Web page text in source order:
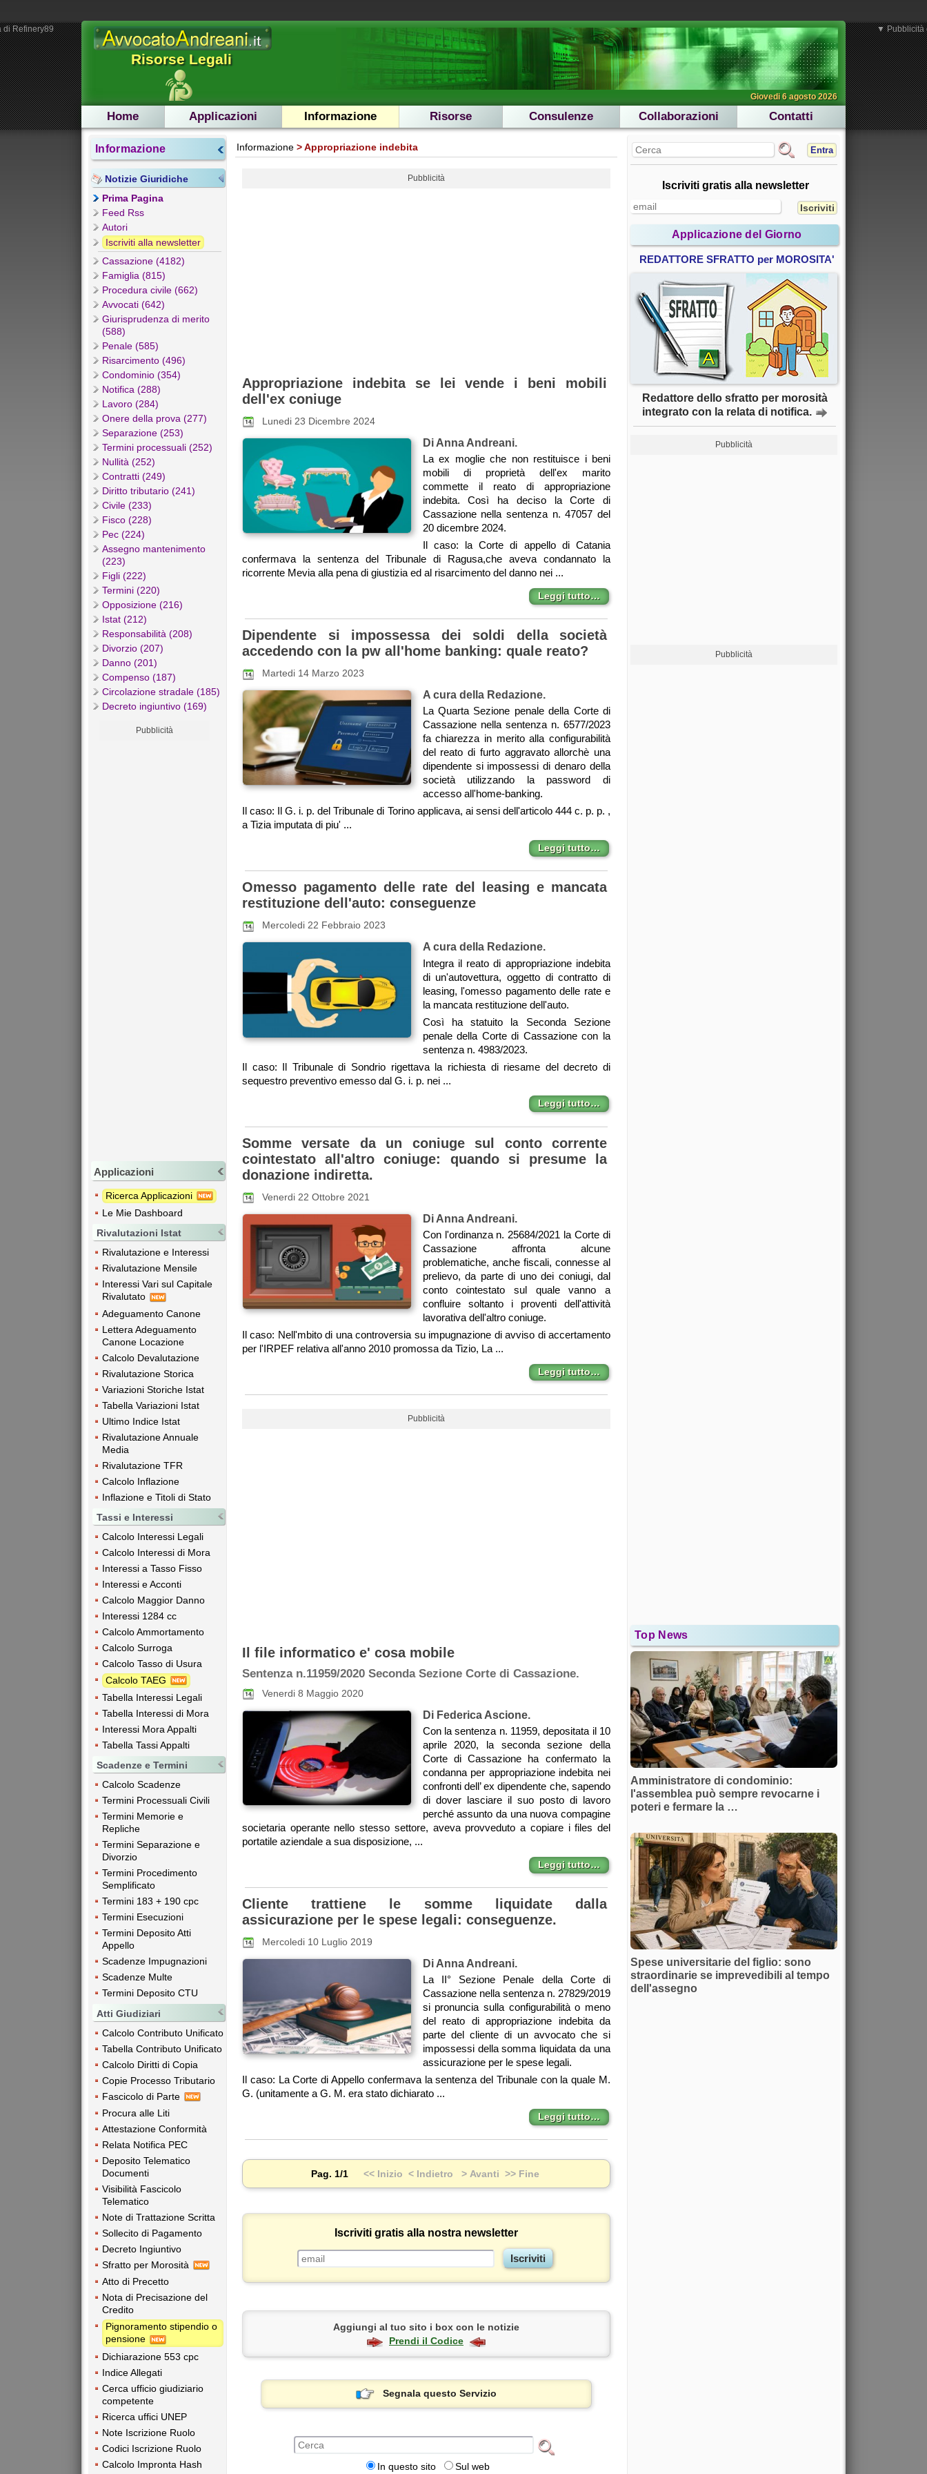
Risorse Legali
Giovedi 6 agosto 2026
Home Applicazioni Informazione Risorse Consulenze Collaborazioni Contatti
Informazione
Notizie Giuridiche
Prima Pagina
Feed Rss
Autori
Iscriviti alla newsletter
Cassazione (4182)
Famiglia (815)
Procedura civile (662)
Avvocati (642)
Giurisprudenza di merito
(588)
Penale (585)
Risarcimento (496)
Condominio (354)
Notifica (288)
Lavoro (284)
Onere della prova (277)
Separazione (253)
Termini processuali (252)
Nullità (252)
Contratti (249)
Diritto tributario (241)
Civile (233)
Fisco (228)
Pec (224)
Assegno mantenimento
(223)
Figli (222)
Termini (220)
Opposizione (216)
Istat (212)
Responsabilità (208)
Divorzio (207)
Danno (201)
Compenso (187)
Circolazione stradale (185)
Decreto ingiuntivo (169)
Pubblicità
Applicazioni
Ricerca Applicazioni
Le Mie Dashboard
Rivalutazioni Istat
Rivalutazione e Interessi
Rivalutazione Mensile
Interessi Vari sul Capitale
Rivalutato
Adeguamento Canone
Lettera Adeguamento
Canone Locazione
Calcolo Devalutazione
Rivalutazione Storica
Variazioni Storiche Istat
Tabella Variazioni Istat
Ultimo Indice Istat
Rivalutazione Annuale
Media
Rivalutazione TFR
Calcolo Inflazione
Inflazione e Titoli di Stato
Tassi e Interessi
Calcolo Interessi Legali
Calcolo Interessi di Mora
Interessi a Tasso Fisso
Interessi e Acconti
Calcolo Maggior Danno
Interessi 1284 cc
Calcolo Ammortamento
Calcolo Surroga
Calcolo Tasso di Usura
Calcolo TAEG
Tabella Interessi Legali
Tabella Interessi di Mora
Interessi Mora Appalti
Tabella Tassi Appalti
Scadenze e Termini
Calcolo Scadenze
Termini Processuali Civili
Termini Memorie e
Repliche
Termini Separazione e
Divorzio
Termini Procedimento
Semplificato
Termini 183 + 190 cpc
Termini Esecuzioni
Termini Deposito Atti
Appello
Scadenze Impugnazioni
Scadenze Multe
Termini Deposito CTU
Atti Giudiziari
Calcolo Contributo Unificato
Tabella Contributo Unificato
Calcolo Diritti di Copia
Copie Processo Tributario
Fascicolo di Parte
Procura alle Liti
Attestazione Conformità
Relata Notifica PEC
Deposito Telematico
Documenti
Visibilità Fascicolo
Telematico
Note di Trattazione Scritta
Sollecito di Pagamento
Decreto Ingiuntivo
Sfratto per Morosità
Atto di Precetto
Nota di Precisazione del
Credito
Pignoramento stipendio o
pensione
Dichiarazione 553 cpc
Indice Allegati
Cerca ufficio giudiziario
competente
Ricerca uffici UNEP
Note Iscrizione Ruolo
Codici Iscrizione Ruolo
Calcolo Impronta Hash
Informazione Appropriazione indebita
Pubblicità
Appropriazione indebita se lei vende i beni mobili
dell'ex coniuge
Lunedi 23 Dicembre 2024
Di Anna Andreani.
La ex moglie che non restituisce i beni
mobili di proprietà dell'ex marito
commette il reato di appropriazione
indebita. Così ha deciso la Corte di
Cassazione nella sentenza n. 47057 del
20 dicembre 2024.
Il caso: la Corte di appello di Catania
confermava la sentenza del Tribunale di Ragusa,che aveva condannato la
ricorrente Mevia alla pena di giustizia ed al risarcimento del danno nei ...
Leggi tutto…
Dipendente si impossessa dei soldi della società
accedendo con la pw all'home banking: quale reato?
Martedi 14 Marzo 2023
A cura della Redazione.
La Quarta Sezione penale della Corte di
Cassazione nella sentenza n. 6577/2023
fa chiarezza in merito alla configurabilità
del reato di furto aggravato allorchè una
dipendente si impossessi di denaro della
società utilizzando la password di
accesso all'home-banking.
Il caso: Il G. i. p. del Tribunale di Torino applicava, ai sensi dell'articolo 444 c. p. p. ,
a Tizia imputata di piu' ...
Leggi tutto…
Omesso pagamento delle rate del leasing e mancata
restituzione dell'auto: conseguenze
Mercoledi 22 Febbraio 2023
A cura della Redazione.
Integra il reato di appropriazione indebita
di un'autovettura, oggetto di contratto di
leasing, l'omesso pagamento delle rate e
la mancata restituzione dell'auto.
Così ha statuito la Seconda Sezione
penale della Corte di Cassazione con la
sentenza n. 4983/2023.
Il caso: Il Tribunale di Sondrio rigettava la richiesta di riesame del decreto di
sequestro preventivo emesso dal G. i. p. nei ...
Leggi tutto…
Somme versate da un coniuge sul conto corrente
cointestato all'altro coniuge: quando si presume la
donazione indiretta.
Venerdi 22 Ottobre 2021
Di Anna Andreani.
Con l'ordinanza n. 25684/2021 la Corte di
Cassazione affronta alcune
problematiche, anche fiscali, connesse al
prelievo, da parte di uno dei coniugi, dal
conto cointestato sul quale vanno a
confluire soltanto i proventi dell'attività
lavorativa dell'altro coniuge.
Il caso: Nell'mbito di una controversia su impugnazione di avviso di accertamento
per l'IRPEF relativa all'anno 2010 promossa da Tizio, La ...
Leggi tutto…
Pubblicità
Il file informatico e' cosa mobile
Sentenza n.11959/2020 Seconda Sezione Corte di Cassazione.
Venerdi 8 Maggio 2020
Di Federica Ascione.
Con la sentenza n. 11959, depositata il 10
aprile 2020, la seconda sezione della
Corte di Cassazione ha confermato la
condanna per appropriazione indebita nei
confronti dell’ ex dipendente che, sapendo
di dover lasciare il suo posto di lavoro
perché assunto da una nuova compagine
societaria operante nello stesso settore, aveva provveduto a copiare i files del
portatile aziendale a sua disposizione, ...
Leggi tutto…
Cliente trattiene le somme liquidate dalla
assicurazione per le spese legali: conseguenze.
Mercoledi 10 Luglio 2019
Di Anna Andreani.
La II° Sezione Penale della Corte di
Cassazione nella sentenza n. 27829/2019
si pronuncia sulla configurabilità o meno
del reato di appropriazione indebita da
parte del cliente di un avvocato che si
impossessi della somma liquidata da una
assicurazione per le spese legali.
Il caso: La Corte di Appello confermava la sentenza del Tribunale con la quale M.
G. (unitamente a G. M. era stato dichiarato ...
Leggi tutto…
Pag. 1/1 << Inizio < Indietro > Avanti >> Fine
Iscriviti gratis alla nostra newsletter
Aggiungi al tuo sito i box con le notizie
Prendi il Codice
Segnala questo Servizio
In questo sito Sul web
Entra
Iscriviti gratis alla newsletter
Applicazione del Giorno
REDATTORE SFRATTO per MOROSITA'
Redattore dello sfratto per morosità
integrato con la relata di notifica.
Pubblicità
Pubblicità
Top News
Amministratore di condominio:
l'assemblea può sempre revocarne i
poteri e fermare la …
Spese universitarie del figlio: sono
straordinarie se imprevedibili al tempo
dell'assegno
Refinery89 ▼ Pubblicità